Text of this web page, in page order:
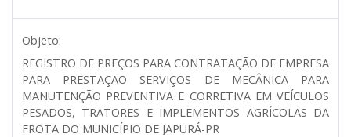
Objeto:
REGISTRO DE PREÇOS PARA CONTRATAÇÃO DE EMPRESA
PARA PRESTAÇÃO SERVIÇOS DE MECÂNICA PARA
MANUTENÇÃO PREVENTIVA E CORRETIVA EM VEÍCULOS
PESADOS, TRATORES E IMPLEMENTOS AGRÍCOLAS DA
FROTA DO MUNICÍPIO DE JAPURÁ-PR